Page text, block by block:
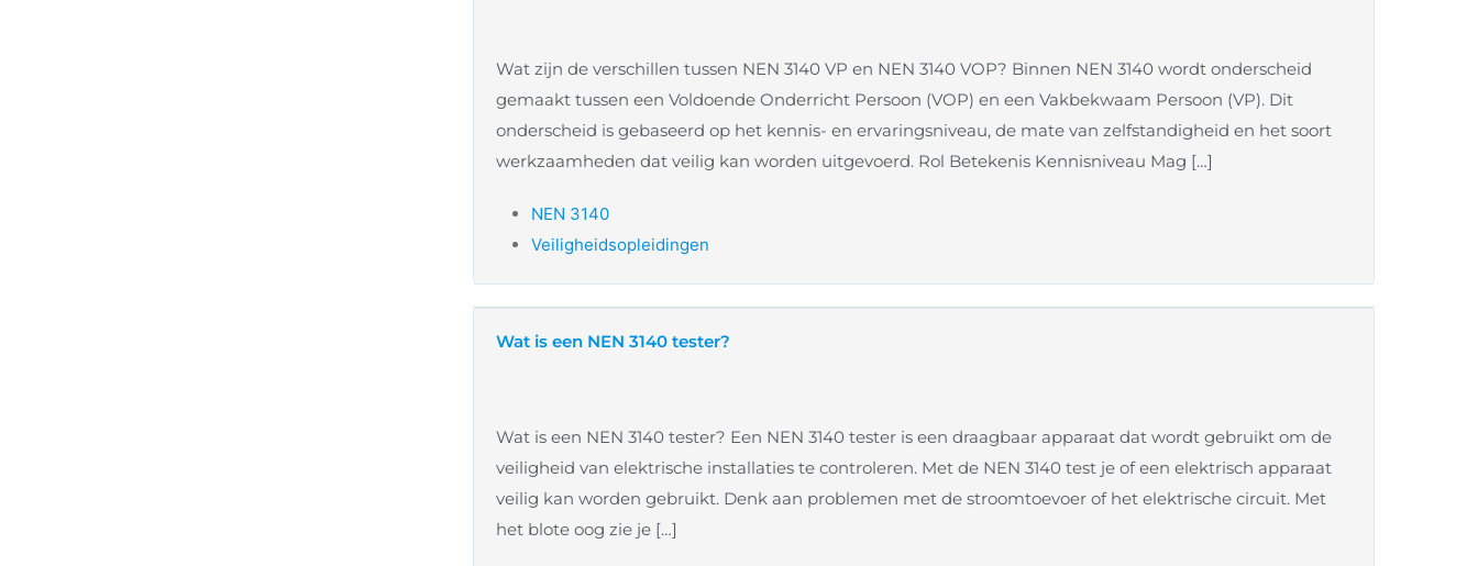
Wat zijn de verschillen tussen NEN 3140 VP en NEN 3140 VOP? Binnen NEN 3140 wordt onderscheid
gemaakt tussen een Voldoende Onderricht Persoon (VOP) en een Vakbekwaam Persoon (VP). Dit
onderscheid is gebaseerd op het kennis- en ervaringsniveau, de mate van zelfstandigheid en het soort
werkzaamheden dat veilig kan worden uitgevoerd. Rol Betekenis Kennisniveau Mag […]
NEN 3140
Veiligheidsopleidingen
Wat is een NEN 3140 tester?
Wat is een NEN 3140 tester? Een NEN 3140 tester is een draagbaar apparaat dat wordt gebruikt om de
veiligheid van elektrische installaties te controleren. Met de NEN 3140 test je of een elektrisch apparaat
veilig kan worden gebruikt. Denk aan problemen met de stroomtoevoer of het elektrische circuit. Met
het blote oog zie je […]